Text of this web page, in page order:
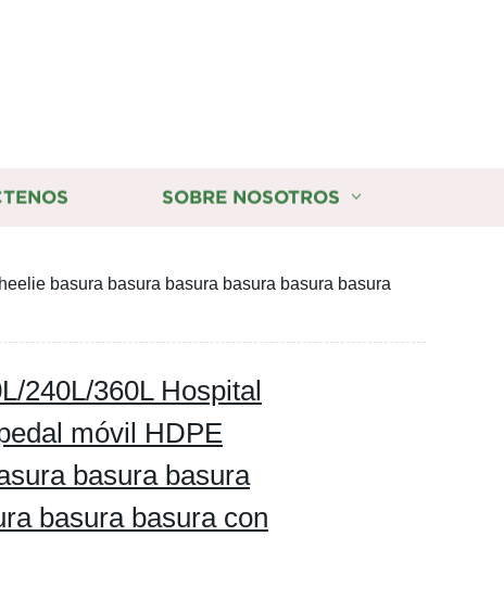
SOBRE NOSOTROS
basura basura basura basura basura basura
240L/360L Hospital
móvil HDPE
basura basura
basura basura con